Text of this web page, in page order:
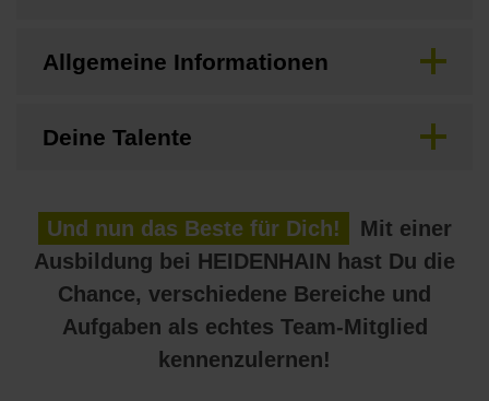
Allgemeine Informationen
Deine Talente
Und nun das Beste für Dich!
Mit einer
Ausbildung bei HEIDENHAIN hast Du die
Chance, verschiedene Bereiche und
Aufgaben als echtes Team-Mitglied
kennenzulernen!